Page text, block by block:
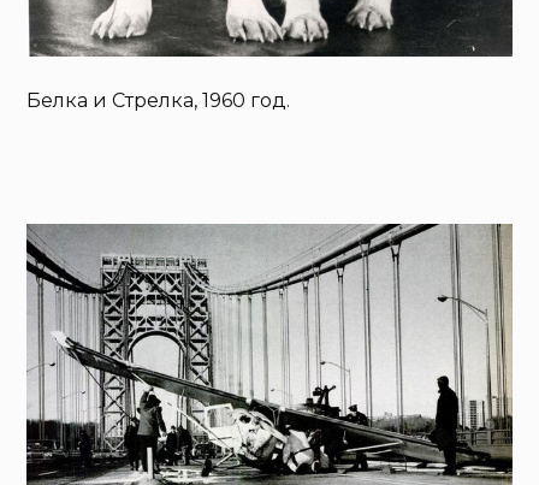
Белка и Стрелка, 1960 год.